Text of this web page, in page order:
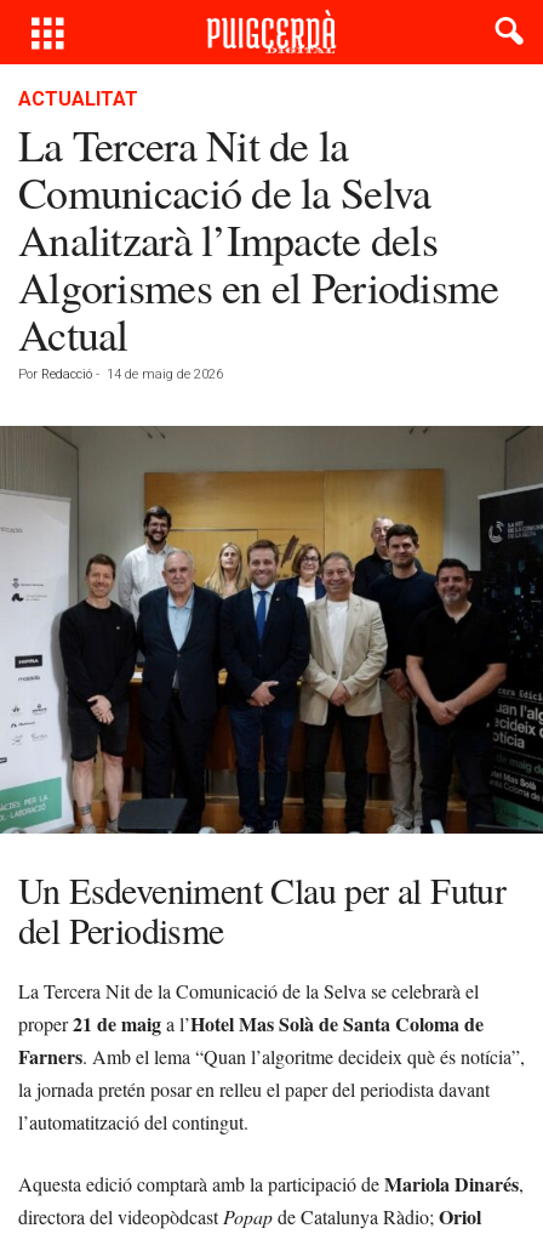
ACTUALITAT
La Tercera Nit de la
Comunicació de la Selva
Analitzarà l’Impacte dels
Algorismes en el Periodisme
Actual
Por Redacció - 14 de maig de 2026
Un Esdeveniment Clau per al Futur
del Periodisme
La Tercera Nit de la Comunicació de la Selva se celebrarà el
proper21 de maiga l’Hotel Mas Solà de Santa Coloma de
Farners. Amb el lema “Quan l’algoritme decideix què és notícia”,
la jornada pretén posar en relleu el paper del periodista davant
l’automatització del contingut.
Aquesta edició comptarà amb la participació deMariola Dinarés,
directora del videopòdcastPopapde Catalunya Ràdio; Oriol